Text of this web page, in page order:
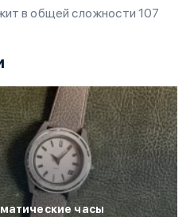
в общей сложности 107
часы